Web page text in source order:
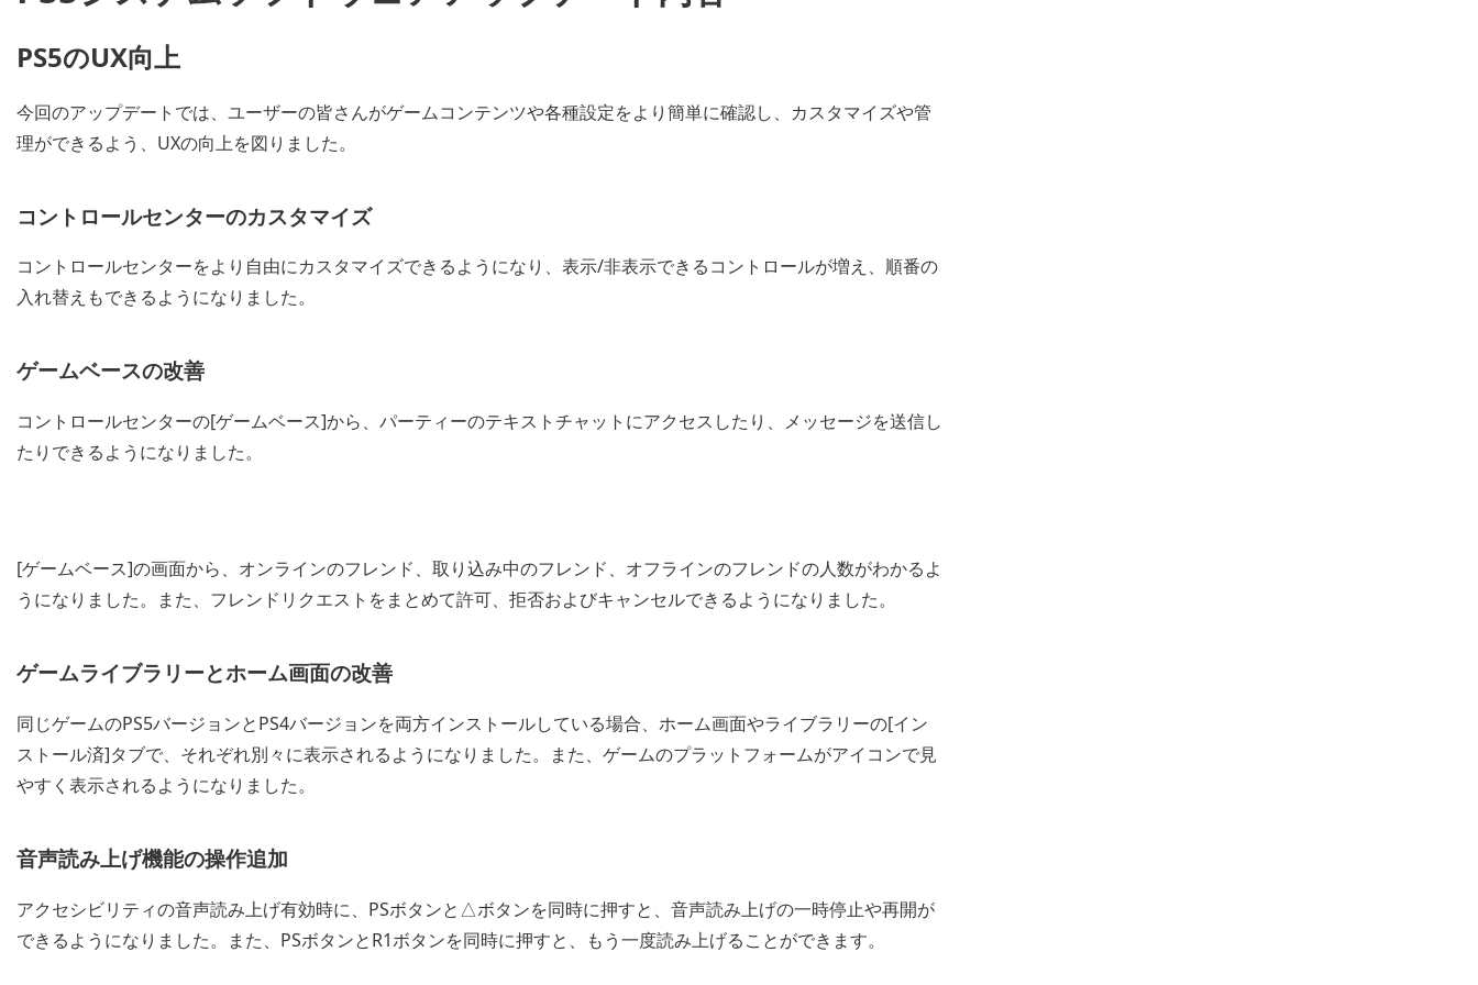
PS5のUX向上
今回のアップデートでは、ユーザーの皆さんがゲームコンテンツや各種設定をより簡単に確認し、カスタマイズや管
理ができるよう、UXの向上を図りました。
コントロールセンターのカスタマイズ
コントロールセンターをより自由にカスタマイズできるようになり、表示/非表示できるコントロールが増え、順番の
入れ替えもできるようになりました。
ゲームベースの改善
コントロールセンターの[ゲームベース]から、パーティーのテキストチャットにアクセスしたり、メッセージを送信し
たりできるようになりました。
[ゲームベース]の画面から、オンラインのフレンド、取り込み中のフレンド、オフラインのフレンドの人数がわかるよ
うになりました。また、フレンドリクエストをまとめて許可、拒否およびキャンセルできるようになりました。
ゲームライブラリーとホーム画面の改善
同じゲームのPS5バージョンとPS4バージョンを両方インストールしている場合、ホーム画面やライブラリーの[イン
ストール済]タブで、それぞれ別々に表示されるようになりました。また、ゲームのプラットフォームがアイコンで見
やすく表示されるようになりました。
音声読み上げ機能の操作追加
アクセシビリティの音声読み上げ有効時に、PSボタンと△ボタンを同時に押すと、音声読み上げの一時停止や再開が
できるようになりました。また、PSボタンとR1ボタンを同時に押すと、もう一度読み上げることができます。